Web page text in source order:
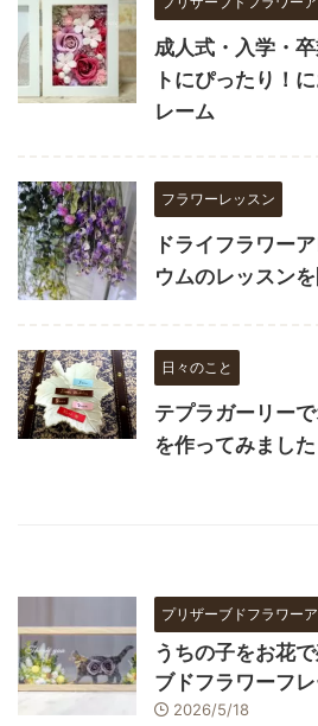
成人式・入学・
トにぴったり！
レーム
フラワーレッスン
ドライフラワー
ウムのレッスン
日々のこと
テプラガーリー
を作ってみました
プリザーブドフラワー
うちの子をお花
ブドフラワーフ
2026/5/18